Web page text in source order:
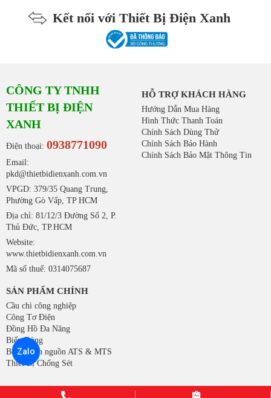
Kết nối với Thiết Bị Điện Xanh
CÔNG TY TNHH
THIẾT BỊ ĐIỆN
XANH
Điện thoại: 0938771090
Email:
pkd@thietbidienxanh.com.vn
VPGD: 379/35 Quang Trung,
Phường Gò Vấp, TP HCM
Địa chỉ: 81/12/3 Đường Số 2, P.
Thủ Đức, TP.HCM
Website:
www.thietbidienxanh.com.vn
Mã số thuế: 0314075687
HỖ TRỢ KHÁCH HÀNG
Hướng Dẫn Mua Hàng
Hình Thức Thanh Toán
Chính Sách Dùng Thử
Chính Sách Bảo Hành
Chính Sách Bảo Mật Thông Tin
SẢN PHẨM CHÍNH
Cầu chì công nghiệp
Công Tơ Điện
Đồng Hồ Đa Năng
Biến Dòng
Bộ chuyển nguồn ATS & MTS
Thiết Bị Chống Sét
Zalo